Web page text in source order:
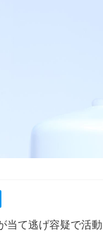
当て逃げ容疑で活